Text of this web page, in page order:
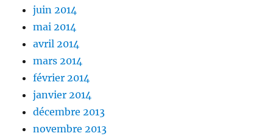
juin 2014
mai 2014
avril 2014
mars 2014
février 2014
janvier 2014
décembre 2013
novembre 2013